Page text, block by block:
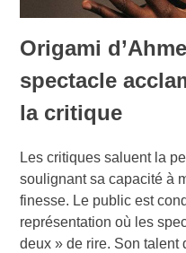
Origami
spectacle
la critique
Les critiques saluent la
soulignant sa capacité à
finesse. Le public est
représentation où les
deux » de rire. Son talent